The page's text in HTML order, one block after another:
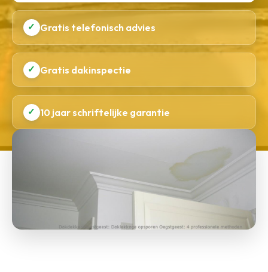
✓ Gratis telefonisch advies
✓ Gratis dakinspectie
✓ 10 jaar schriftelijke garantie